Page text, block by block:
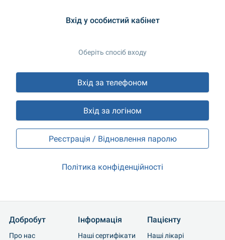
Вхід у особистий кабінет
Оберіть спосіб входу
Вхід за телефоном
Вхід за логіном
Реєстрація / Відновлення паролю
Політика конфіденційності
Добробут
Про нас
Інформація
Наші сертифікати
Пацієнту
Наші лікарі